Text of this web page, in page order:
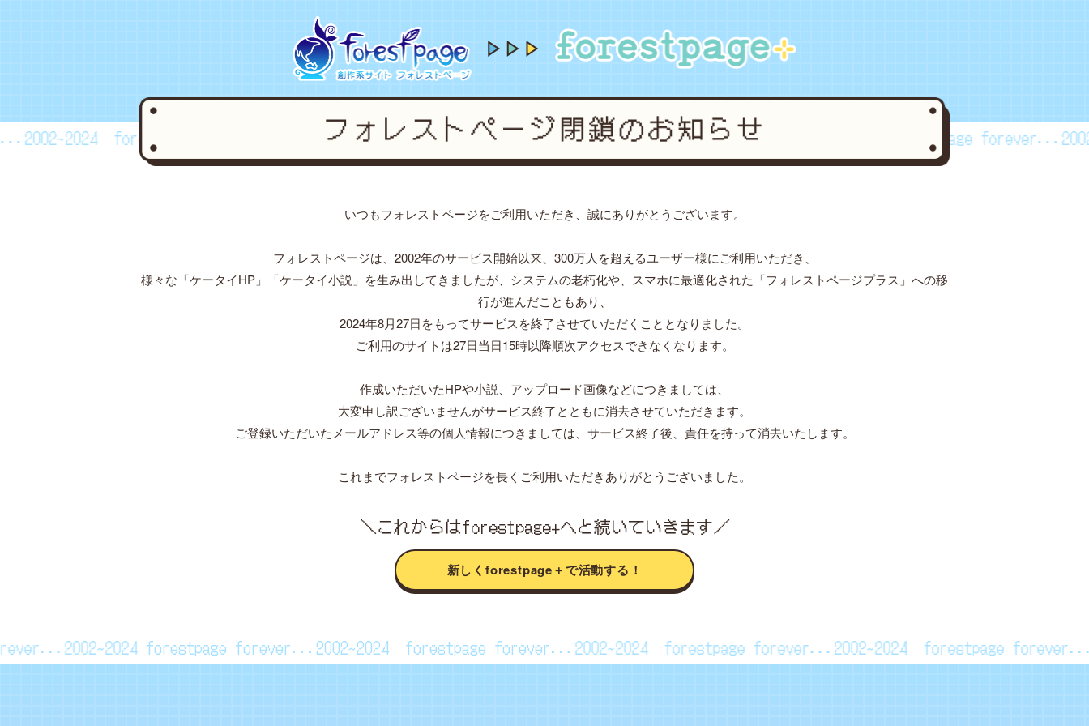
forestpage forever...2002~2024 forestpage forever...2002~2024 forestpage forever...2002~2024 forestpage
いつもフォレストページをご利用いただき、誠にありがとうございます。
フォレストページは、2002年のサービス開始以来、300万人を超えるユーザー様にご利用いただき、
様々な「ケータイHP」「ケータイ小説」を生み出してきましたが、システムの老朽化や、スマホに最適化された「フォレストページプラス」への移
行が進んだこともあり、
2024年8月27日をもってサービスを終了させていただくこととなりました。
ご利用のサイトは27日当日15時以降順次アクセスできなくなります。
作成いただいたHPや小説、アップロード画像などにつきましては、
大変申し訳ございませんがサービス終了とともに消去させていただきます。
ご登録いただいたメールアドレス等の個人情報につきましては、サービス終了後、責任を持って消去いたします。
これまでフォレストページを長くご利用いただきありがとうございました。
＼これからはforestpage+へと続いていきます／
新しくforestpage＋で活動する！
forestpage forever...2002~2024 forestpage forever...2002~2024 forestpage forever...2002~2024 forestpage